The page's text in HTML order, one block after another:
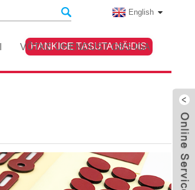
English
VÕTKE ÜHENDUST GBS-IGA
HANKIGE TASUTA NÄIDIS